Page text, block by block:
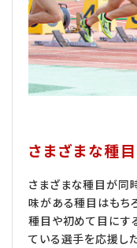
さまざまな種
さまざまな種目が同
味がある種目はもち
種目や初めて目にす
ている選手を応援し